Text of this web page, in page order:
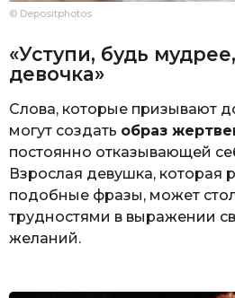
© Depositphotos
«Уступи, будь
девочка»
Слова, которые призывают
могут создать образ
постоянно отказывающей
Взрослая девушка, которая
подобные фразы, может
трудностями в выражении
желаний.